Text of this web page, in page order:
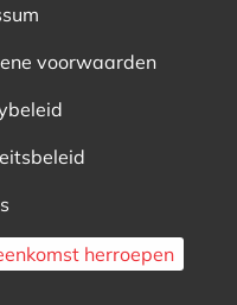
voorwaarden
herroepen